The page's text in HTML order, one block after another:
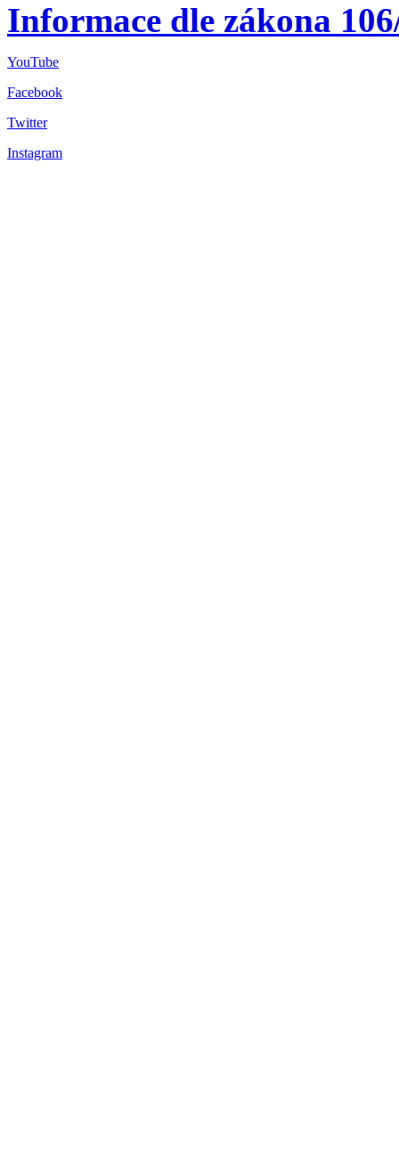
Informace dle zákona
YouTube
Facebook
Twitter
Instagram